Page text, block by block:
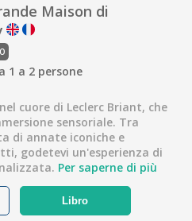
Maison di
1 a 2 persone
cuore di Leclerc Briant, che
sensoriale. Tra
di annate iconiche e
godetevi un'esperienza di
Per saperne di più
Libro